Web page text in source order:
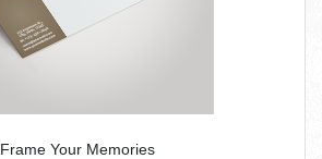
Frame Your Memories